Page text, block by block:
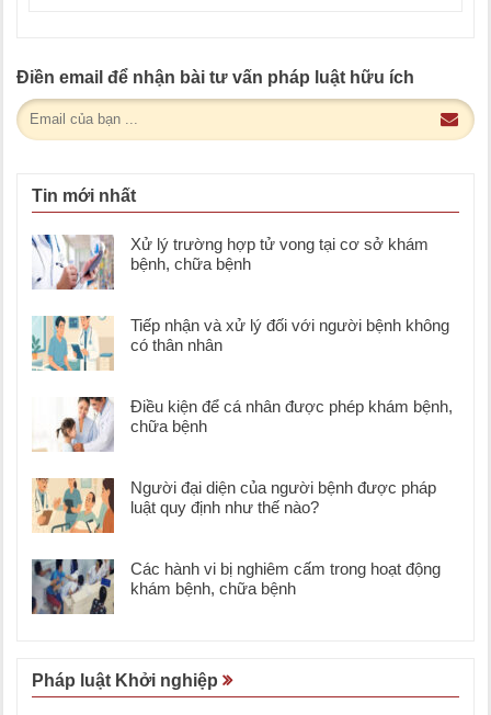
Điền email để nhận bài tư vấn pháp luật hữu ích
Tin mới nhất
Xử lý trường hợp tử vong tại cơ sở khám
bệnh, chữa bệnh
Tiếp nhận và xử lý đối với người bệnh không
có thân nhân
Điều kiện để cá nhân được phép khám bệnh,
chữa bệnh
Người đại diện của người bệnh được pháp
luật quy định như thế nào?
Các hành vi bị nghiêm cấm trong hoạt động
khám bệnh, chữa bệnh
Pháp luật Khởi nghiệp